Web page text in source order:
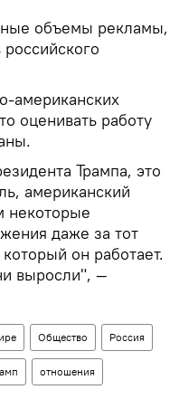
объемы рекламы,
американских
оценивать работу
Трампа, это
американский
некоторые
даже за тот
он работает.
выросли", —
Общество Россия
отношения